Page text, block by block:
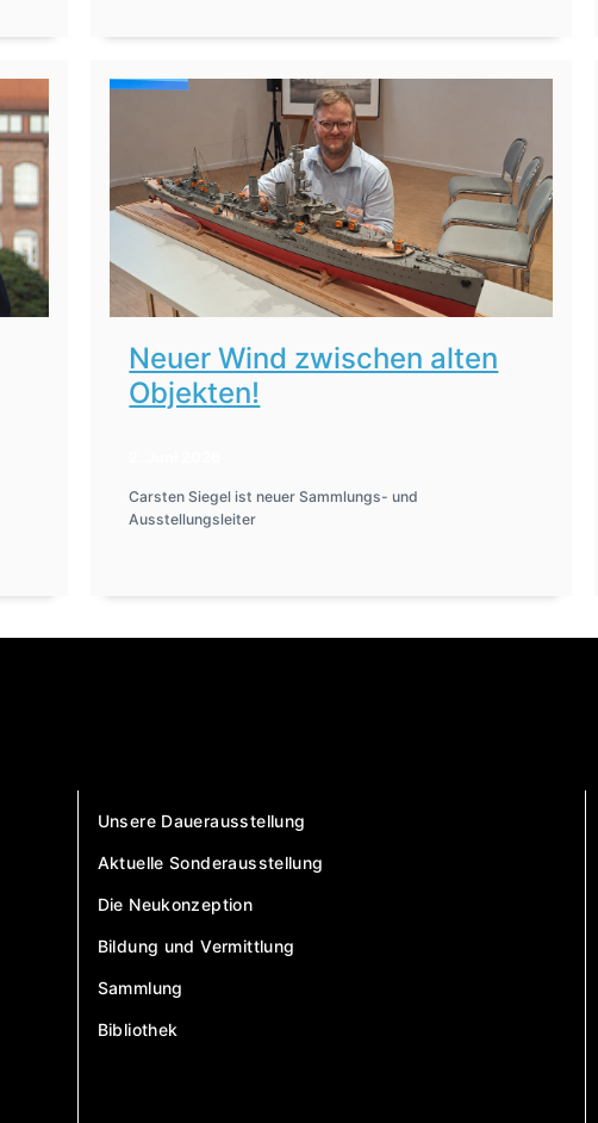
Neuer Wind zwischen alten
Objekten!
Carsten Siegel ist neuer Sammlungs- und
Ausstellungsleiter
Unsere Dauerausstellung
Aktuelle Sonderausstellung
Die Neukonzeption
Bildung und Vermittlung
Sammlung
Bibliothek